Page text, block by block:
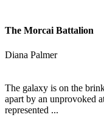
The Morcai Battalion
Diana Palmer
The galaxy is on the
apart by an unprovoked
represented ...